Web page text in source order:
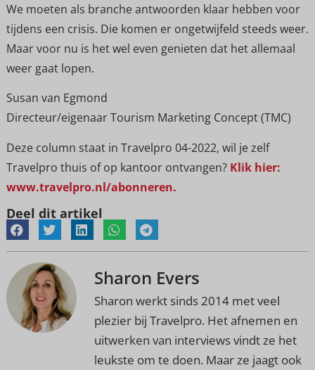
We moeten als branche antwoorden klaar hebben voor
tijdens een crisis. Die komen er ongetwijfeld steeds weer.
Maar voor nu is het wel even genieten dat het allemaal
weer gaat lopen.
Susan van Egmond
Directeur/eigenaar Tourism Marketing Concept (TMC)
Deze column staat in Travelpro 04-2022, wil je zelf
Travelpro thuis of op kantoor ontvangen?Klik hier:
www.travelpro.nl/abonneren.
Deel dit artikel
Sharon Evers
Sharon werkt sinds 2014 met veel
plezier bij Travelpro. Het afnemen en
uitwerken van interviews vindt ze het
leukste om te doen. Maar ze jaagt ook